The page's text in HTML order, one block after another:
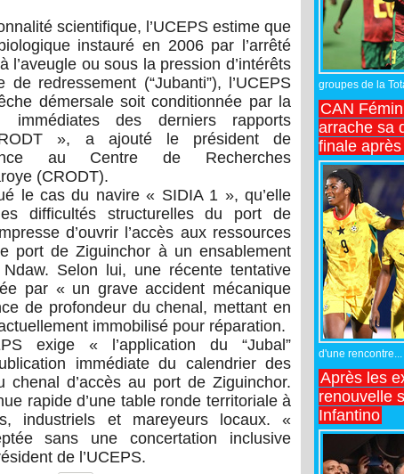
scientifique, l’UCEPS estime que
instauré en 2006 par l’arrêté
l’aveugle ou sous la pression d’intérêts
redressement (“Jubanti”), l’UCEPS
démersale soit conditionnée par la
immédiates des derniers rapports
», a ajouté le président de
au Centre de Recherches
(CRODT).
le cas du navire « SIDIA 1 », qu’elle
difficultés structurelles du port de
d’ouvrir l’accès aux ressources
port de Ziguinchor à un ensablement
Selon lui, une récente tentative
par « un grave accident mécanique
de profondeur du chenal, mettant en
immobilisé pour réparation.
exige « l’application du “Jubal”
immédiate du calendrier des
chenal d’accès au port de Ziguinchor.
rapide d’une table ronde territoriale à
industriels et mareyeurs locaux. «
sans une concertation inclusive
de l’UCEPS.
groupes de la
CAN
arrache sa
finale
d'une rencontre...
Après les
renouvelle
Infantino